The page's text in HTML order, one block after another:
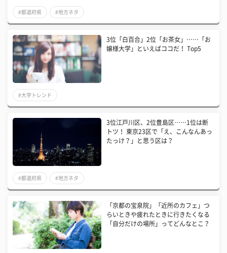
#都道府県 #地方ネタ
3位「白百合」2位「お茶女」……「お
嬢様大学」といえばココだ！ Top5
#大学トレンド
3位江戸川区、2位豊島区……1位は断
トツ！ 東京23区で「え、こんなんあっ
たっけ？」と思う区は？
#都道府県 #地方ネタ
「京都の宝泉院」「近所のカフェ」つ
らいときや疲れたときに行きたくなる
「自分だけの場所」ってどんなとこ？